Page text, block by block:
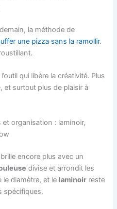
la méthode de
une pizza sans la ramollir.
qui libère la créativité. Plus
et surtout plus de plaisir à
organisation : laminoir,
encore plus avec un
divise et arrondit les
le diamètre, et le laminoir reste
spécifiques.